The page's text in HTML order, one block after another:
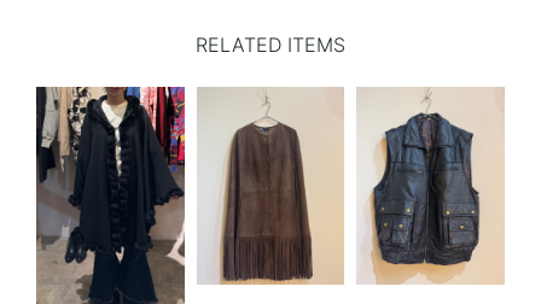
RELATED ITEMS